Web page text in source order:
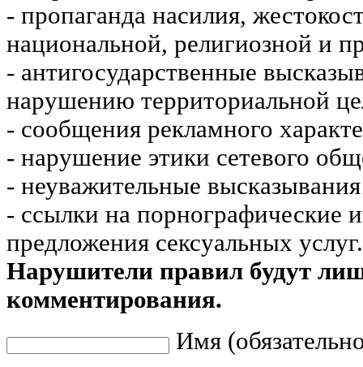
- пропаганда насилия,
национальной, религиозной и
- антигосударственные
нарушению территориальной
- сообщения рекламного
- нарушение этики сетевого
- неуважительные
- ссылки на порнографические
предложения сексуальных услуг.
Нарушители правил будут
комментирования.
Имя